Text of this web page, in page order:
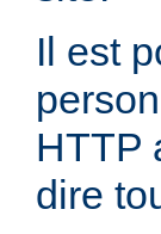
Il est
HTTP
dire